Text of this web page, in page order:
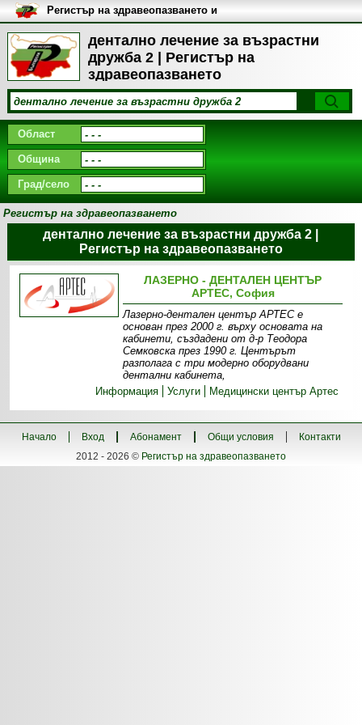
дентално лечение за възрастни
дружба 2 | Регистър на
здравеопазването
Регистър на здравеопазването и
медицинските заведения в
България
Област
Община
Град/село
Регистър на здравеопазването
дентално лечение за възрастни дружба 2 |
Регистър на здравеопазването
ЛАЗЕРНО - ДЕНТАЛЕН ЦЕНТЪР
АРТЕС, София
Лазерно-дентален център АРТЕС е
основан през 2000 г. върху основата на
кабинети, създадени от д-р Теодора
Семковска през 1990 г. Центърът
разполага с три модерно оборудвани
дентални кабинета,
Информация
Услуги Медицински център Артес
Начало Вход Абонамент Общи условия
Контакти
2012 - 2026 © Регистър на здравеопазването